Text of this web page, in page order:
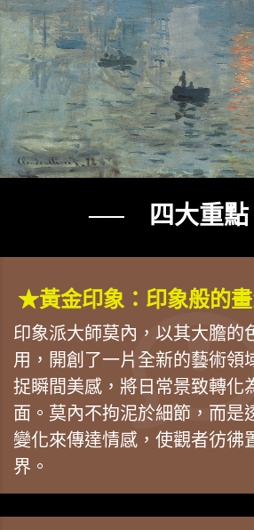
── 四大重
★黃金印象：印象般的畫
印象派大師莫內，以其大膽的
用，開創了一片全新的藝術領
捉瞬間美感，將日常景致轉化
面。莫內不拘泥於細節，而是
變化來傳達情感，使觀者彷彿
界。